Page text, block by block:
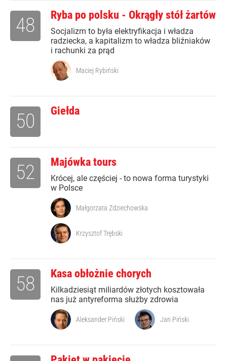
Ryba po polsku - Okrągły stół żartów
Socjalizm to była elektryfikacja i władza
radziecka, a kapitalizm to władza bliźniaków
i rachunki za prąd
48
Maciej Rybiński
Giełda
50
Majówka tours
Krócej, ale częściej - to nowa forma turystyki
w Polsce
52
Małgorzata Zdziechowska
Krzysztof Trębski
Kasa obłożnie chorych
Kilkadziesiąt miliardów złotych kosztowała
nas już antyreforma służby zdrowia
58
Aleksander Piński Jan Piński